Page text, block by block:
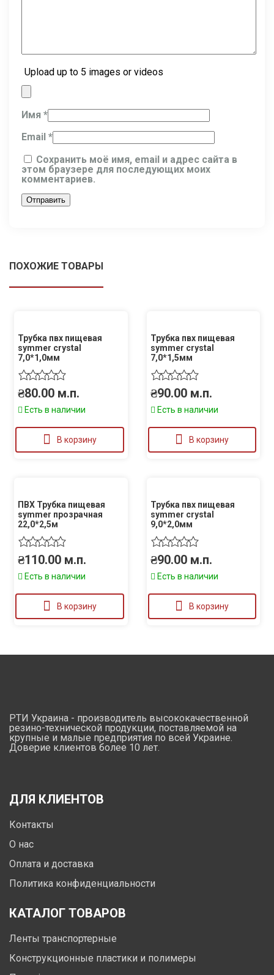
Upload up to 5 images or videos
Имя *
Email *
Сохранить моё имя, email и адрес сайта в
этом браузере для последующих моих
комментариев.
ПОХОЖИЕ ТОВАРЫ
Трубка пвх пищевая
symmer crystal
7,0*1,0мм
₴80.00 м.п.
Есть в наличии
В корзину
Трубка пвх пищевая
symmer crystal
7,0*1,5мм
₴90.00 м.п.
Есть в наличии
В корзину
ПВХ Трубка пищевая
symmer прозрачная
22,0*2,5м
₴110.00 м.п.
Есть в наличии
В корзину
Трубка пвх пищевая
symmer crystal
9,0*2,0мм
₴90.00 м.п.
Есть в наличии
В корзину
РТИ Украина - производитель высококачественной
резино-технической продукции, поставляемой на
крупные и малые предприятия по всей Украине.
Доверие клиентов более 10 лет.
ДЛЯ КЛИЕНТОВ
Контакты
О нас
Оплата и доставка
Политика конфиденциальности
КАТАЛОГ ТОВАРОВ
Ленты транспортерные
Конструкционные пластики и полимеры